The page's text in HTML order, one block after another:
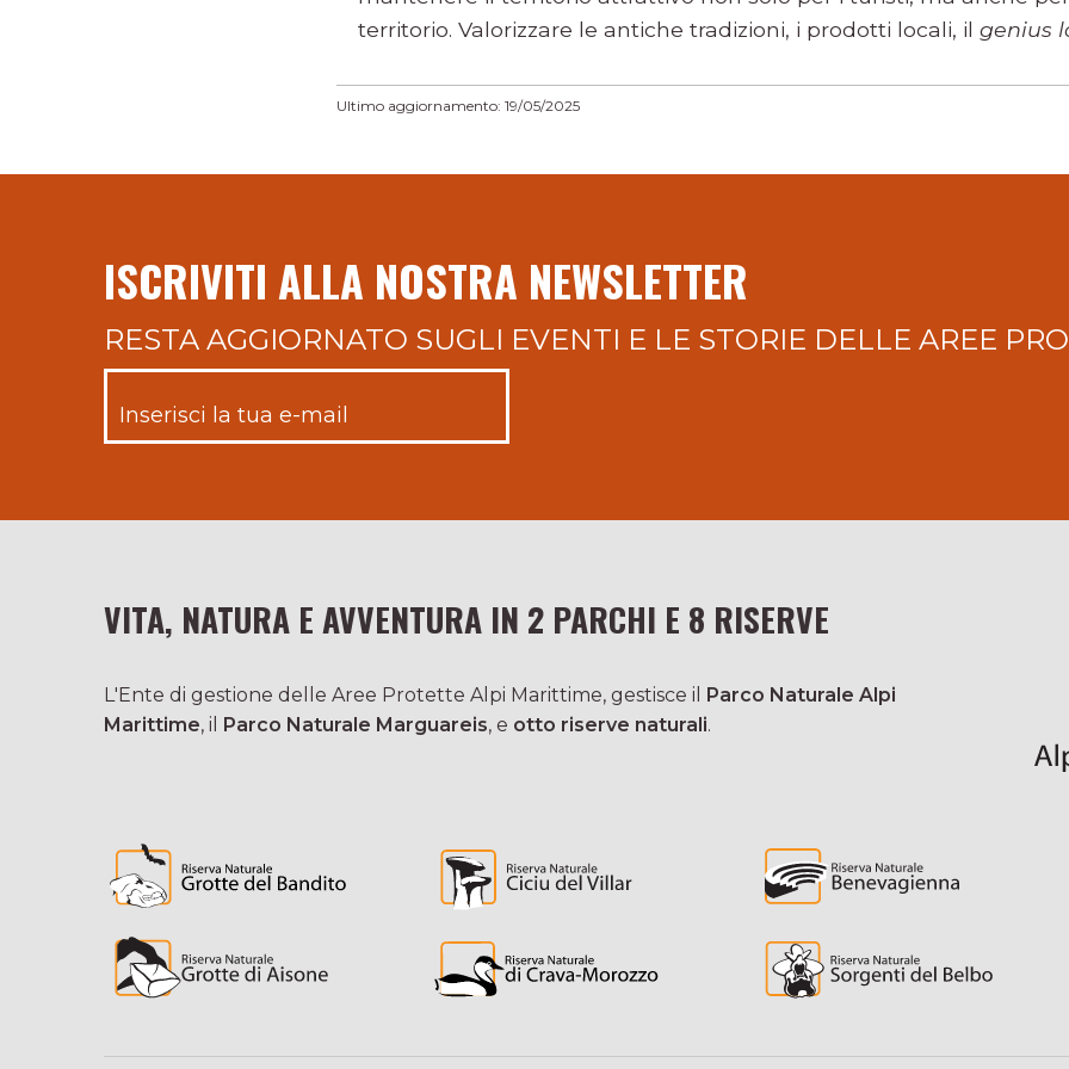
territorio. Valorizzare le antiche tradizioni, i prodotti locali, il genius
Ultimo aggiornamento: 19/05/2025
ISCRIVITI ALLA NOSTRA NEWSLETTER
RESTA AGGIORNATO SUGLI EVENTI E LE STORIE DELLE AREE
VITA, NATURA E AVVENTURA IN 2 PARCHI E 8 RISERVE
L'Ente di gestione delle Aree Protette Alpi Marittime, gestisce il Parco Naturale Alpi
Marittime, il Parco Naturale Marguareis, e otto riserve naturali.